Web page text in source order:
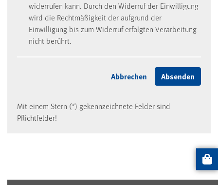
widerrufen kann. Durch den Widerruf der Einwilligung
wird die Rechtmäßigkeit der aufgrund der
Einwilligung bis zum Widerruf erfolgten Verarbeitung
nicht berührt.
Mit einem Stern (*) gekennzeichnete Felder sind
Pflichtfelder!
Artikel